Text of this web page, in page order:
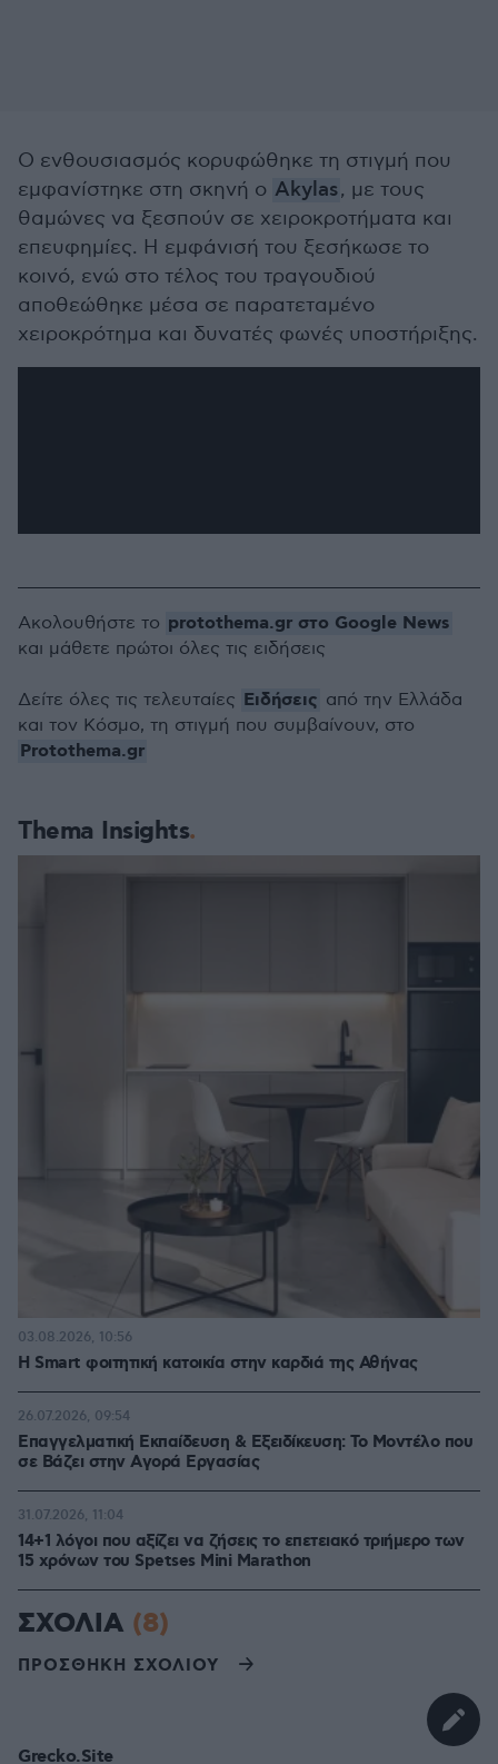
Ο ενθουσιασμός κορυφώθηκε τη στιγμή που
εμφανίστηκε στη σκηνή ο Akylas, με τους
θαμώνες να ξεσπούν σε χειροκροτήματα και
επευφημίες. Η εμφάνισή του ξεσήκωσε το
κοινό, ενώ στο τέλος του τραγουδιού
αποθεώθηκε μέσα σε παρατεταμένο
χειροκρότημα και δυνατές φωνές υποστήριξης.
Thema Insights
Η Smart φοιτητική κατοικία στην καρδιά της Αθήνας
03.08.2026, 10:56
Επαγγελματική Εκπαίδευση & Εξειδίκευση: Το Mοντέλο που
σε Bάζει στην Aγορά Eργασίας
26.07.2026, 09:54
14+1 λόγοι που αξίζει να ζήσεις το επετειακό τριήμερο των
15 χρόνων του Spetses Mini Marathon
31.07.2026, 11:04
Ακολουθήστε το protothema.gr στο Google News
και μάθετε πρώτοι όλες τις ειδήσεις
Δείτε όλες τις τελευταίες Ειδήσεις από την Ελλάδα
και τον Κόσμο, τη στιγμή που συμβαίνουν, στο
Protothema.gr
ΣΧΟΛΙΑ (8)
ΠΡΟΣΘΗΚΗ ΣΧΟΛΙΟΥ
Grecko.Site